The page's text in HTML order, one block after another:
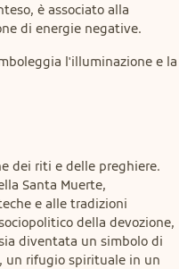
è associato alla
di energie negative.
l'illuminazione e la
dei riti e delle preghiere.
Santa Muerte,
e alle tradizioni
della devozione,
diventata un simbolo di
un rifugio spirituale in un